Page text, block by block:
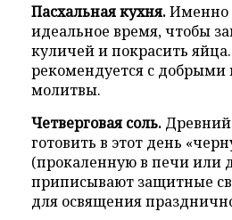
Пасхальная кухня.Именно
идеальное время, чтобы
куличей и покрасить
рекомендуется с
молитвы.
Четверговая соль.
готовить в этот день
(прокаленную в печи или
приписывают защитные
для освящения